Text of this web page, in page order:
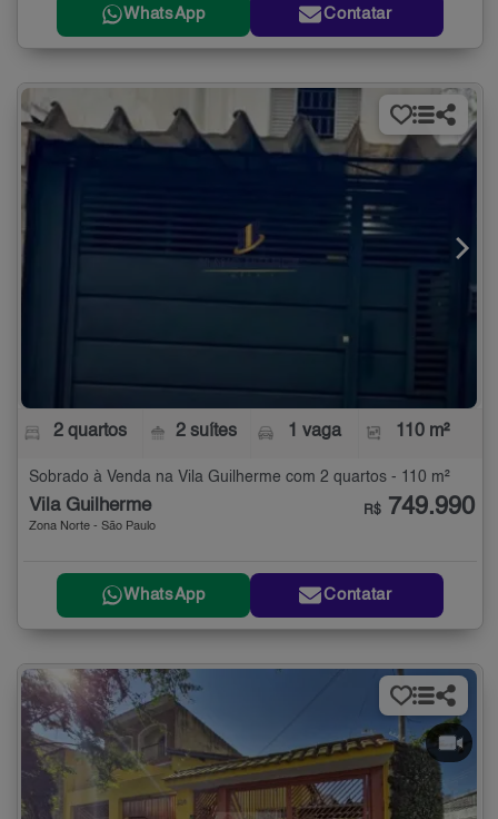
WhatsApp Contatar
2 quartos 2 suítes 1 vaga 110 m²
Sobrado à Venda na Vila Guilherme com 2 quartos - 110 m²
Vila Guilherme
Zona Norte - São Paulo
R$ 749.990
WhatsApp Contatar